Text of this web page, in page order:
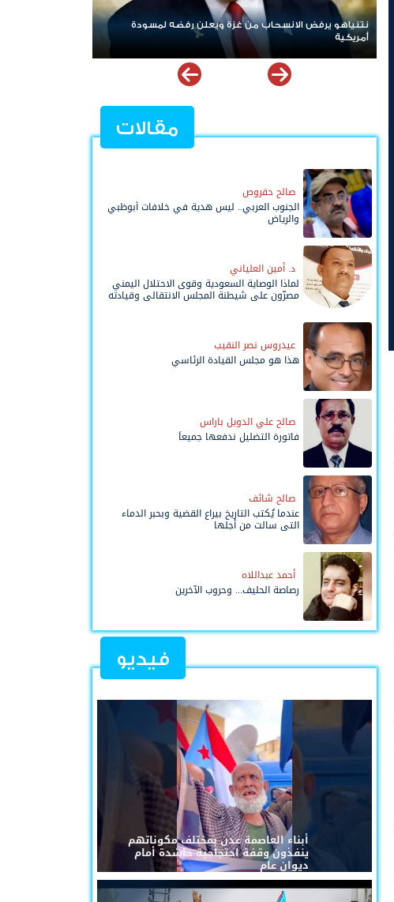
ردا على «خروقات» حزب الله.. إسرائيل تشن ضربات على جنوب
لبنان
مقالات
صالح حقروص
الجنوب العربي.. ليس هدية في خلافات أبوظبي
والرياض
د. أمين العلياني
لماذا الوصاية السعودية وقوى الاحتلال اليمني
مصرّون على شيطنة المجلس الانتقالي وقيادته
عيدروس نصر النقيب
هذا هو مجلس القيادة الرئاسي
صالح علي الدويل باراس
فاتورة التضليل ندفعها جميعاً
صالح شائف
عندما يُكتب التاريخ بيراع القضية وبحبر الدماء
التي سالت من أجلها
أحمد عبداللاه
رصاصة الحليف... وحروب الآخرين
فيديو
أبناء العاصمة عدن بمختلف مكوناتهم
ينفذون وقفة احتجاجية حاشدة أمام
ديوان عام